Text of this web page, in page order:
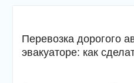
Перевозка дорогого
эвакуаторе: как